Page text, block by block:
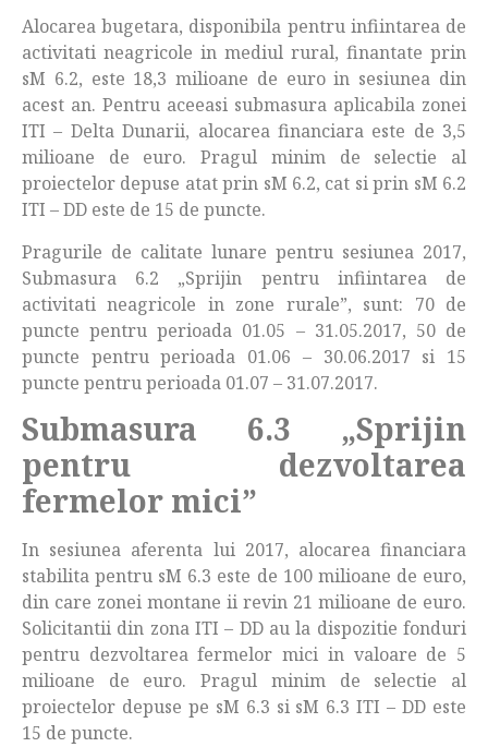
Alocarea bugetara, disponibila pentru infiintarea de
activitati neagricole in mediul rural, finantate prin
sM 6.2, este 18,3 milioane de euro in sesiunea din
acest an. Pentru aceeasi submasura aplicabila zonei
ITI – Delta Dunarii, alocarea financiara este de 3,5
milioane de euro. Pragul minim de selectie al
proiectelor depuse atat prin sM 6.2, cat si prin sM 6.2
ITI – DD este de 15 de puncte.
Pragurile de calitate lunare pentru sesiunea 2017,
Submasura 6.2 „Sprijin pentru infiintarea de
activitati neagricole in zone rurale”, sunt: 70 de
puncte pentru perioada 01.05 – 31.05.2017, 50 de
puncte pentru perioada 01.06 – 30.06.2017 si 15
puncte pentru perioada 01.07 – 31.07.2017.
Submasura 6.3 „Sprijin
pentru dezvoltarea
fermelor mici”
In sesiunea aferenta lui 2017, alocarea financiara
stabilita pentru sM 6.3 este de 100 milioane de euro,
din care zonei montane ii revin 21 milioane de euro.
Solicitantii din zona ITI – DD au la dispozitie fonduri
pentru dezvoltarea fermelor mici in valoare de 5
milioane de euro. Pragul minim de selectie al
proiectelor depuse pe sM 6.3 si sM 6.3 ITI – DD este
15 de puncte.